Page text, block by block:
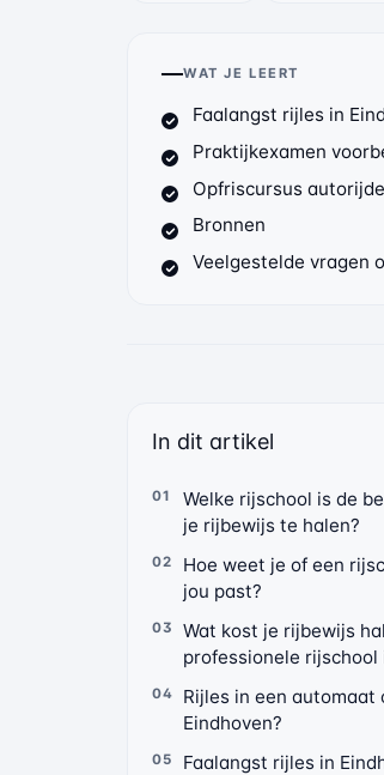
WAT JE LEERT
Faalangst rijles in
Praktijkexamen
Opfriscursus
Bronnen
Veelgestelde vragen
In dit artikel
Welke rijschool is de
je rijbewijs te halen?
Hoe weet je of een
jou past?
Wat kost je rijbewijs
professionele rijschool
Rijles in een automaat
Eindhoven?
Faalangst rijles in